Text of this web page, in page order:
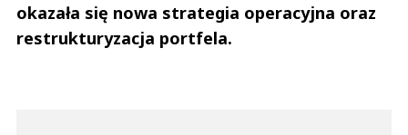
okazała się nowa strategia operacyjna oraz
restrukturyzacja portfela.